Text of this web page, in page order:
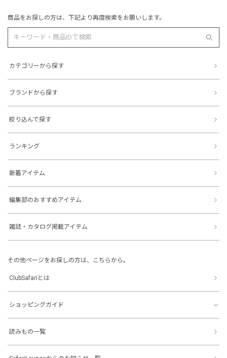
商品をお探しの方は、下記より再度検索をお願いします。
カテゴリーから探す
ブランドから探す
絞り込んで探す
ランキング
新着アイテム
編集部のおすすめアイテム
雑誌・カタログ掲載アイテム
その他ページをお探しの方は、こちらから。
ClubSafariとは
ショッピングガイド
読みもの一覧